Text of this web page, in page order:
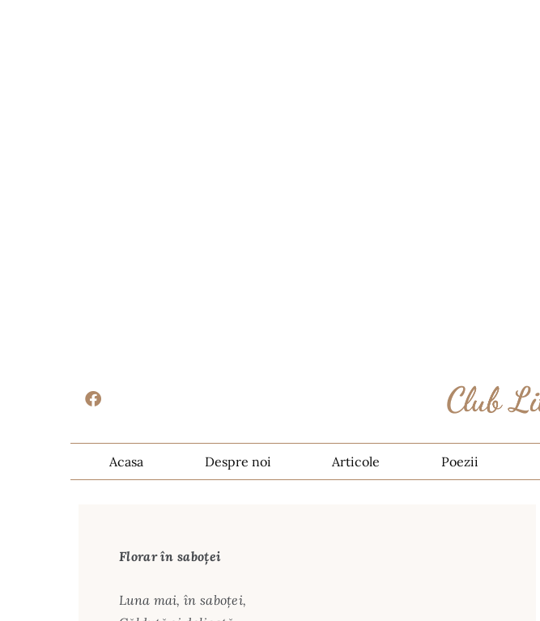
Acasa Despre noi Articole Poezii
Florar în saboței
Luna mai, în saboței,